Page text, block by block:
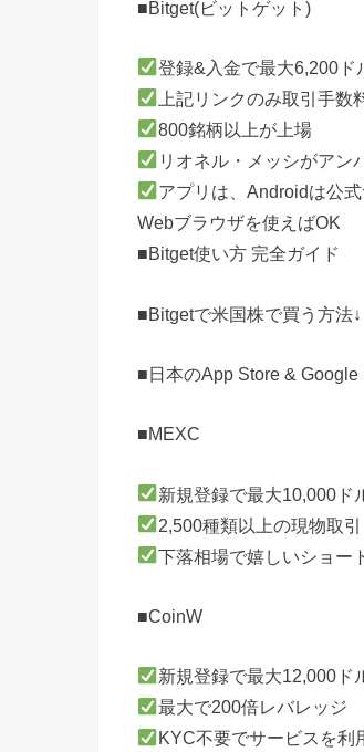
■Bitget(ビットゲット)
登録&入金で最大6,200ド
上記リンクのみ取引手数
800銘柄以上が上場
リオネル・メッシがアン
アプリは、Androidは公
Webブラウザを使えばOK
■Bitget使い方 完全ガイド
■Bitgetで米国株で買う方法↓
■日本のApp Store &
■MEXC
新規登録で最大10,000ド
2,500種類以上の現物取引
下落相場で嬉しいショー
■CoinW
新規登録で最大12,000ド
最大で200倍レバレッジ
KYC不要でサービスを利